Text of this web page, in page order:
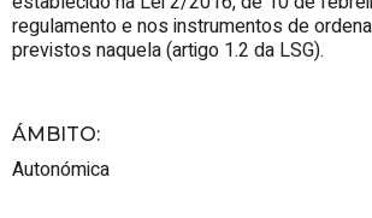
regulamento e nos instrumentos de
previstos naquela (artigo 1.2 da LSG).
ÁMBITO:
Autonómica